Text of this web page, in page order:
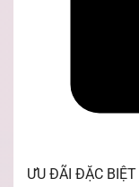
ƯU ĐÃI ĐẶC BIỆT